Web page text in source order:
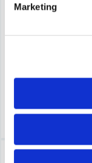
Marketing
BOSCH PROFESSIONAL
Leveranstid ifrån
Köp
-16%